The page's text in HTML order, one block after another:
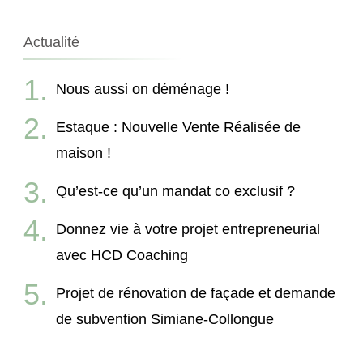
Actualité
Nous aussi on déménage !
Estaque : Nouvelle Vente Réalisée de
maison !
Qu’est-ce qu’un mandat co exclusif ?
Donnez vie à votre projet entrepreneurial
avec HCD Coaching
Projet de rénovation de façade et demande
de subvention Simiane-Collongue